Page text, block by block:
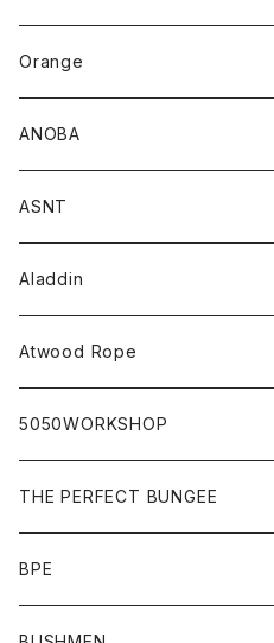
Orange
ANOBA
ASNT
Aladdin
Atwood Rope
5050WORKSHOP
THE PERFECT BUNGEE
BPE